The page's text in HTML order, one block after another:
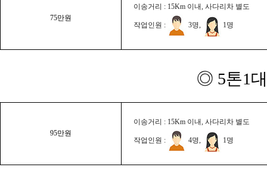
75만원
이송거리 : 15Km 이내, 사다리차 별도
작업인원 : 3명, 1명
◎ 5톤1
95만원
이송거리 : 15Km 이내, 사다리차 별도
작업인원 : 4명, 1명